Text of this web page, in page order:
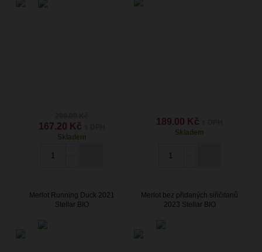
167.20 Kč
Skladem
189.00 Kč
Skladem
Merlot Running Duck 2021
Stellar BIO
Merlot bez přidaných siřičitanů
2023 Stellar BIO